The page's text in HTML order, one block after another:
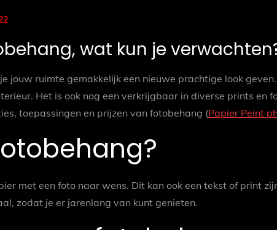
wat kun je
jouw ruimte gemakkelijk een nieuwe prachtige look
Het is ook nog een verkrijgbaar in diverse prints en
toepassingen en prijzen van fotobehang (Papier Peint
met een foto naar wens. Dit kan ook een tekst of print
zodat je er jarenlang van kunt genieten.